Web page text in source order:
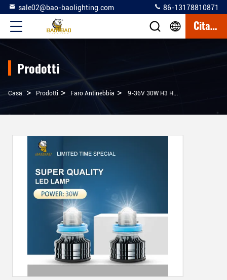
sale02@bao-baolighting.com 86-13178810871
Citazione
Prodotti
Casa. > Prodotti > Faro Antinebbia > 9-36V 30W H3 H7 9005 9006 Lampada Universale A LED Per Nebbia Bulb Bianco Blu